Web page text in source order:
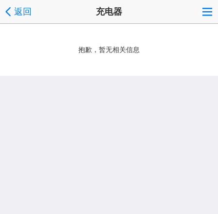
返回 充电器
抱歉，暂无相关信息